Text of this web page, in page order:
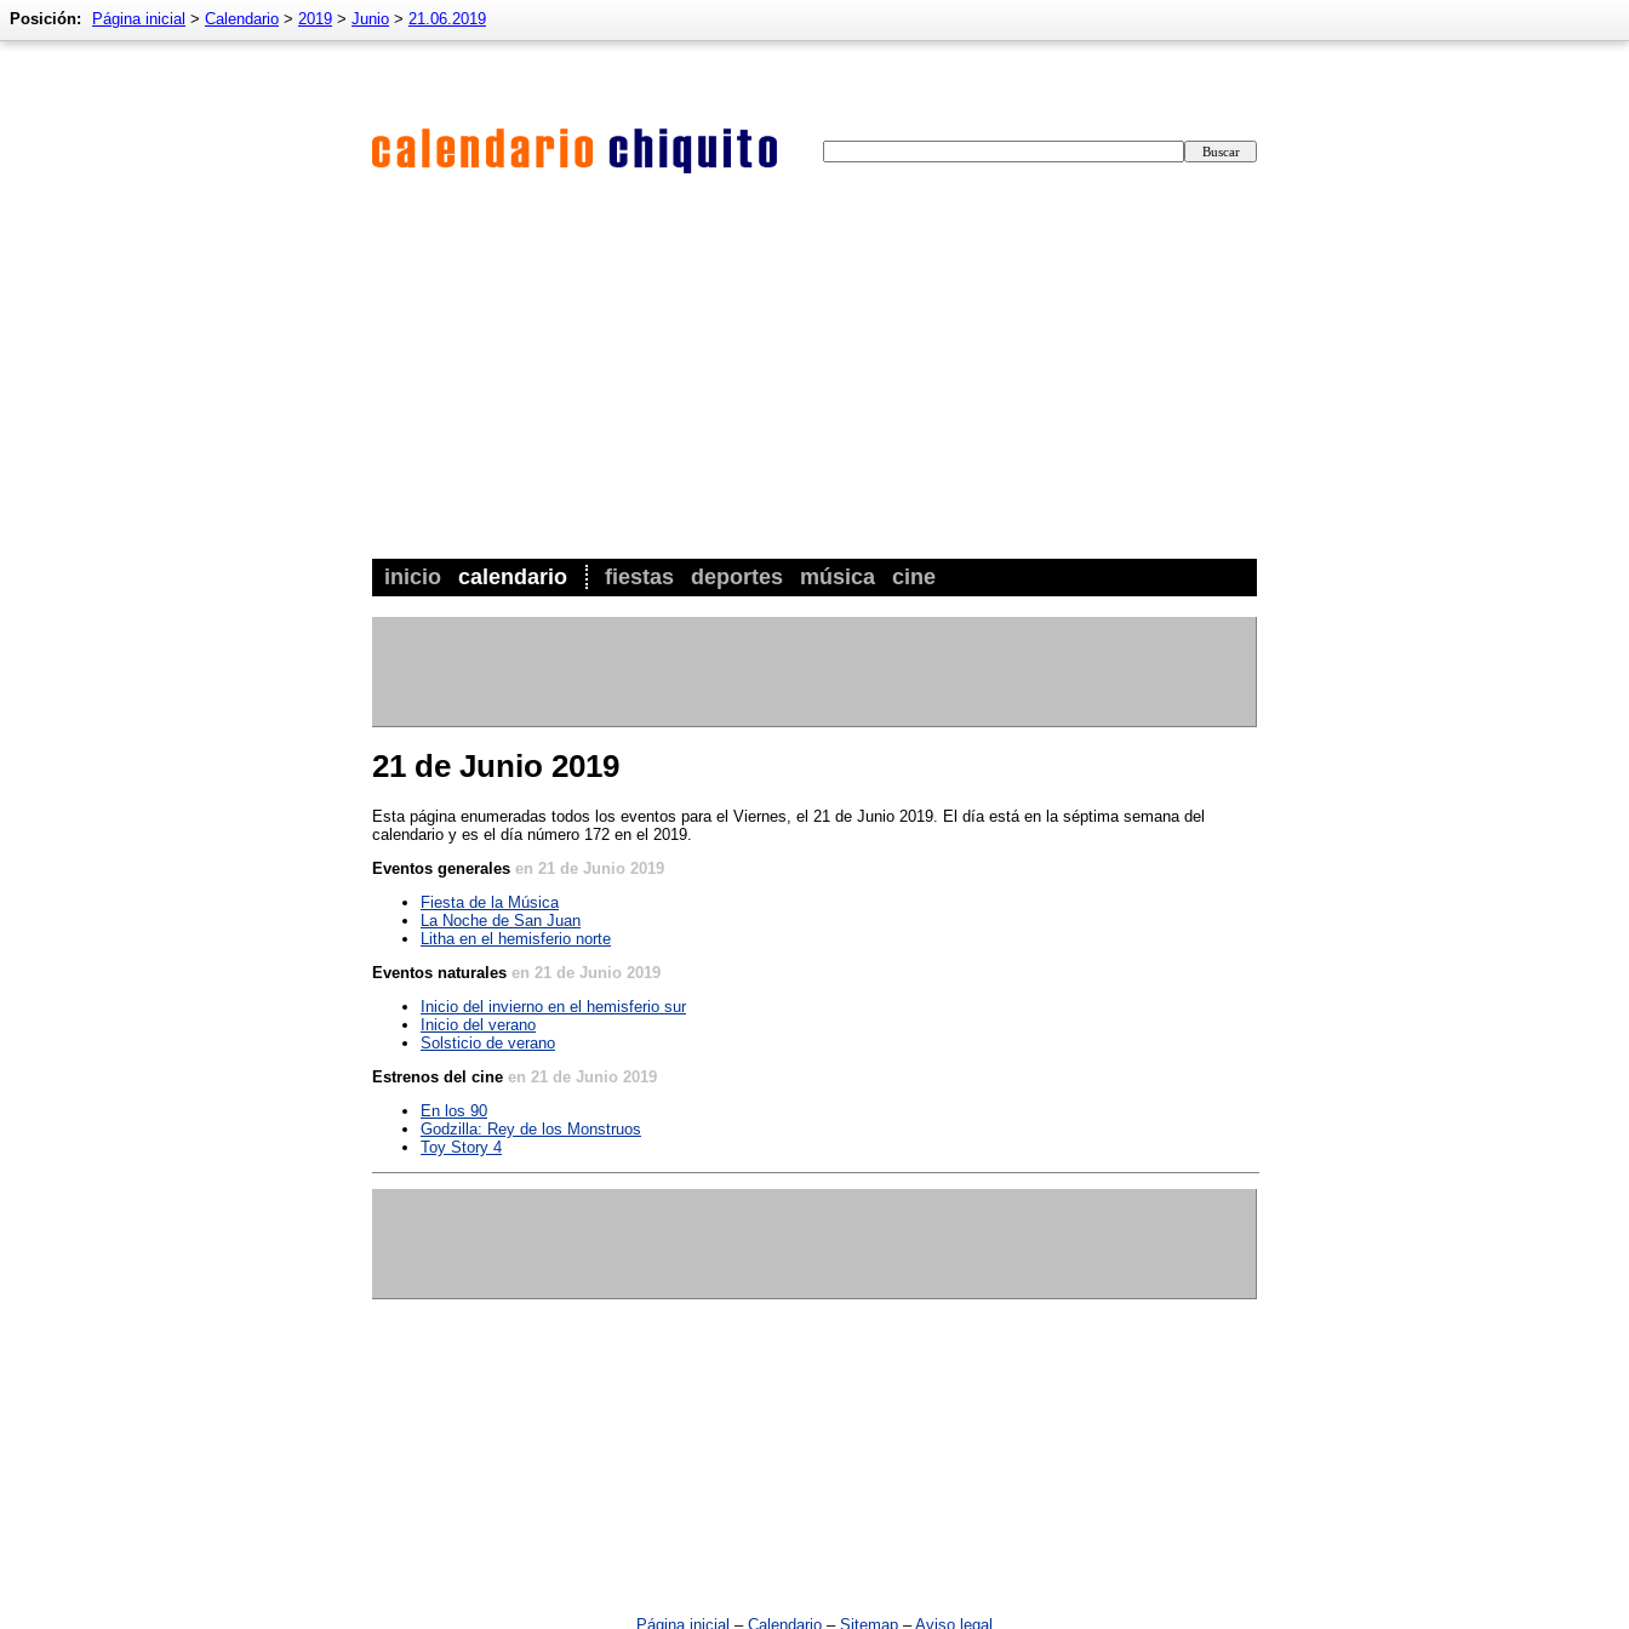
inicio calendario fiestas deportes música cine
Posición: Página inicial > Calendario > 2019 > Junio > 21.06.2019
21 de Junio 2019
Esta página enumeradas todos los eventos para el Viernes, el 21 de Junio 2019. El día está en la séptima semana del
calendario y es el día número 172 en el 2019.
Eventos generales en 21 de Junio 2019
Fiesta de la Música
La Noche de San Juan
Litha en el hemisferio norte
Eventos naturales en 21 de Junio 2019
Inicio del invierno en el hemisferio sur
Inicio del verano
Solsticio de verano
Estrenos del cine en 21 de Junio 2019
En los 90
Godzilla: Rey de los Monstruos
Toy Story 4
Página inicial – Calendario – Sitemap –Aviso legal